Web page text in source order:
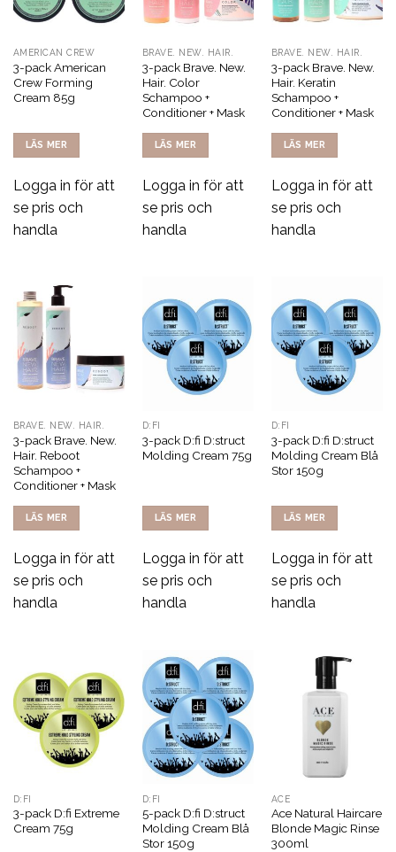
AMERICAN CREW
3-pack American
Crew Forming
Cream 85g
LÄS MER
Logga in för att
se pris och
handla
BRAVE. NEW. HAIR.
3-pack Brave. New.
Hair. Color
Schampoo +
Conditioner + Mask
LÄS MER
Logga in för att
se pris och
handla
BRAVE. NEW. HAIR.
3-pack Brave. New.
Hair. Keratin
Schampoo +
Conditioner + Mask
LÄS MER
Logga in för att
se pris och
handla
BRAVE. NEW. HAIR.
3-pack Brave. New.
Hair. Reboot
Schampoo +
Conditioner + Mask
LÄS MER
Logga in för att
se pris och
handla
D:FI
3-pack D:fi D:struct
Molding Cream 75g
LÄS MER
Logga in för att
se pris och
handla
D:FI
3-pack D:fi D:struct
Molding Cream Blå
Stor 150g
LÄS MER
Logga in för att
se pris och
handla
D:FI
3-pack D:fi Extreme
Cream 75g
D:FI
5-pack D:fi D:struct
Molding Cream Blå
Stor 150g
ACE
Ace Natural Haircare
Blonde Magic Rinse
300ml